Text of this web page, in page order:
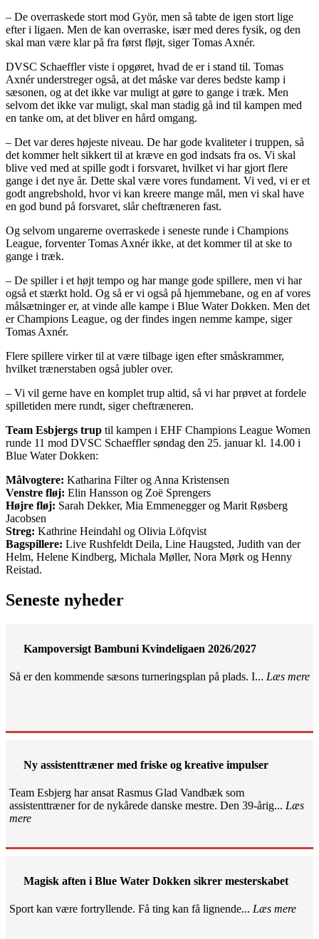
– De overraskede stort mod Györ, men så tabte de igen stort lige
efter i ligaen. Men de kan overraske, især med deres fysik, og den
skal man være klar på fra først fløjt, siger Tomas Axnér.
DVSC Schaeffler viste i opgøret, hvad de er i stand til. Tomas
Axnér understreger også, at det måske var deres bedste kamp i
sæsonen, og at det ikke var muligt at gøre to gange i træk. Men
selvom det ikke var muligt, skal man stadig gå ind til kampen med
en tanke om, at det bliver en hård omgang.
– Det var deres højeste niveau. De har gode kvaliteter i truppen, så
det kommer helt sikkert til at kræve en god indsats fra os. Vi skal
blive ved med at spille godt i forsvaret, hvilket vi har gjort flere
gange i det nye år. Dette skal være vores fundament. Vi ved, vi er et
godt angrebshold, hvor vi kan kreere mange mål, men vi skal have
en god bund på forsvaret, slår cheftræneren fast.
Og selvom ungarerne overraskede i seneste runde i Champions
League, forventer Tomas Axnér ikke, at det kommer til at ske to
gange i træk.
– De spiller i et højt tempo og har mange gode spillere, men vi har
også et stærkt hold. Og så er vi også på hjemmebane, og en af vores
målsætninger er, at vinde alle kampe i Blue Water Dokken. Men det
er Champions League, og der findes ingen nemme kampe, siger
Tomas Axnér.
Flere spillere virker til at være tilbage igen efter småskrammer,
hvilket trænerstaben også jubler over.
– Vi vil gerne have en komplet trup altid, så vi har prøvet at fordele
spilletiden mere rundt, siger cheftræneren.
Team Esbjergs trup til kampen i EHF Champions League Women
runde 11 mod DVSC Schaeffler søndag den 25. januar kl. 14.00 i
Blue Water Dokken:
Målvogtere: Katharina Filter og Anna Kristensen
Venstre fløj: Elin Hansson og Zoë Sprengers
Højre fløj: Sarah Dekker, Mia Emmenegger og Marit Røsberg
Jacobsen
Streg: Kathrine Heindahl og Olivia Löfqvist
Bagspillere: Live Rushfeldt Deila, Line Haugsted, Judith van der
Helm, Helene Kindberg, Michala Møller, Nora Mørk og Henny
Reistad.
Seneste nyheder
Kampoversigt Bambuni Kvindeligaen 2026/2027
Så er den kommende sæsons turneringsplan på plads. I... Læs mere
Ny assistenttræner med friske og kreative impulser
Team Esbjerg har ansat Rasmus Glad Vandbæk som
assistenttræner for de nykårede danske mestre. Den 39-årig... Læs
mere
Magisk aften i Blue Water Dokken sikrer mesterskabet
Sport kan være fortryllende. Få ting kan få lignende... Læs mere